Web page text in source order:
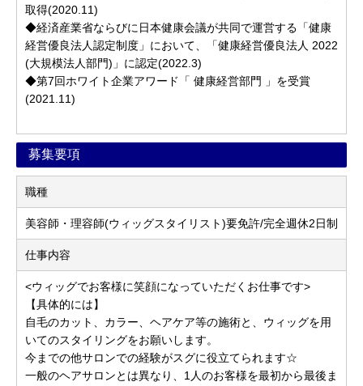
取得(2020.11)
◆経済産業省ならびに日本健康会議が共同で運営する「健康
経営優良法人認定制度」において、「健康経営優良法人 2022
(大規模法人部門)」に認定(2022.3)
◆第7回ホワイト企業アワード「 健康経営部門 」を受賞
(2021.11)
募集要項
職種
美容師・理容師(ウィッグスタイリスト)要免許/完全週休2日制
仕事内容
<ウィッグでお客様に笑顔になっていただくお仕事です>
【具体的には】
自毛のカット、カラー、ヘアケア等の施術と、ウィッグを用
いてのスタイリングをお願いします。
今までの他サロンでの経験がスグに役立てられます☆
一般のヘアサロンとは異なり、1人のお客様を最初から最後ま